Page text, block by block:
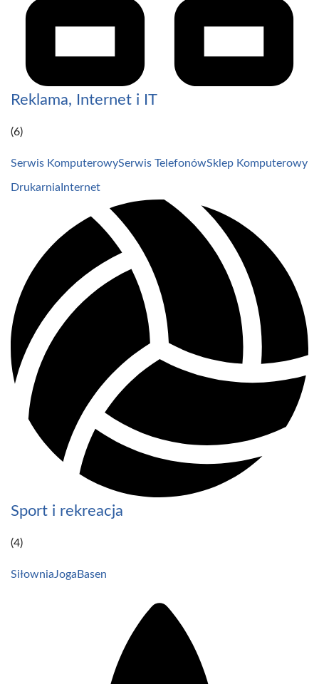
Reklama, Internet i IT
(6)
Serwis KomputerowySerwis TelefonówSklep Komputerowy
Drukarnia Internet
Sport i rekreacja
(4)
SiłowniaJoga Basen